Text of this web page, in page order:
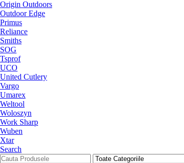
Origin Outdoors
Outdoor Edge
Primus
Reliance
Smiths
SOG
Tsprof
UCO
United Cutlery
Vargo
Umarex
Weltool
Woloszyn
Work Sharp
Wuben
Xtar
Search